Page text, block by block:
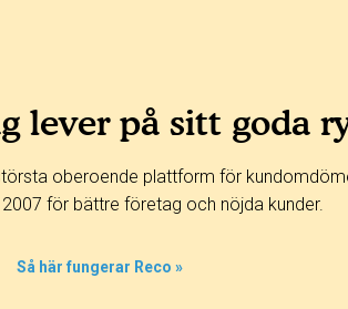
lever på sitt goda
oberoende plattform för
för bättre företag och nöjda kunder.
Så här fungerar Reco »